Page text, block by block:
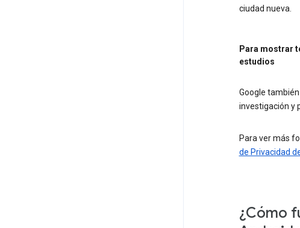
ciudad nueva.
Para mostrar
estudios
Google
investigación y
Para ver más
de Privacidad
¿Cómo